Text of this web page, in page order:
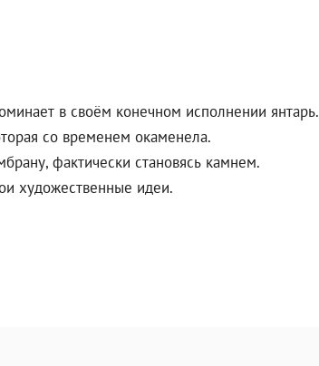
в своём конечном исполнении янтарь.
со временем окаменела.
фактически становясь камнем.
художественные идеи.